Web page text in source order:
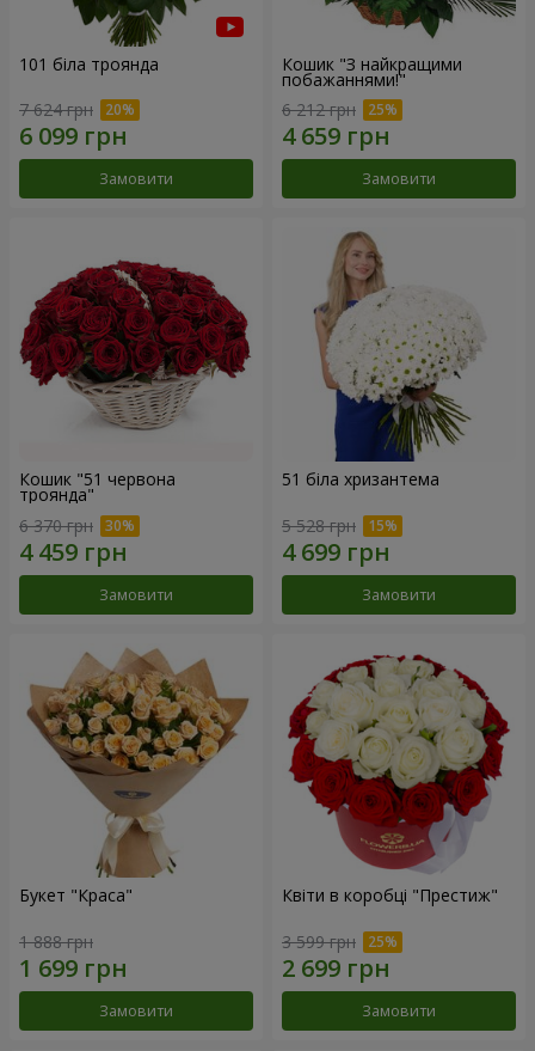
101 біла троянда
7 624 грн
Замовити
Кошик "З найкращими
побажаннями!"
6 212 грн
Замовити
Кошик "51 червона
троянда"
6 370 грн
Замовити
51 біла хризантема
5 528 грн
Замовити
Букет "Краса"
1 888 грн
Замовити
Квіти в коробці "Престиж"
3 599 грн
Замовити